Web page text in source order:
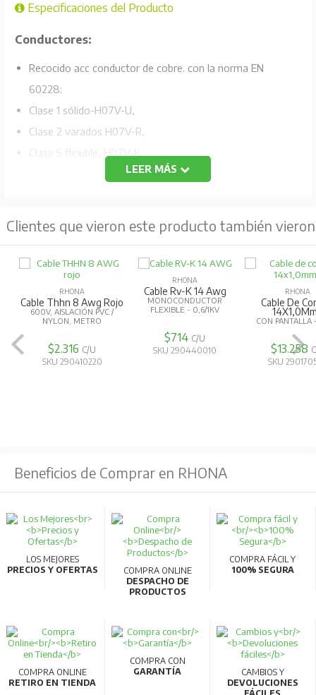
Especificaciones del Producto
Conductores:
Recocido acc conductor de cobre. con la norma EN
60228:
Clase 1 sólido-H07V-U,
Clase 2 varados H07V-R,
Clase 5 flexible, H07V-K
Aislamiento: PVC tipo TI compuesto 1
marrón o de otros colores
Instalación en superficie montada o conductos
embebidos o sistemas cerrados similares. Conveniente
para la instalación fija protegida en, o sobre, la
iluminación o para tensiones de hasta 1000 V ac o,
hasta 750 V de corriente continua a la tierra.
LEER MÁS
Clientes que vieron este producto también vieron
RHONA
Cable Thhn 8 Awg Rojo
600V, AISLACIÓN PVC /
NYLON, METRO
$2.316 C/U
SKU 290410220
RHONA
Cable Rv-K 14 Awg
MONOCONDUCTOR
FLEXIBLE - 0,6/1KV
$714 C/U
SKU 290440010
RHONA
Cable De
CON
$13.258
SKU
Beneficios de Comprar en RHONA
LOS MEJORES
PRECIOS Y OFERTAS
COMPRA ONLINE
DESPACHO DE
PRODUCTOS
COMPRA FÁCIL Y
100% SEGURA
COMPRA ONLINE
RETIRO EN TIENDA
COMPRA CON
GARANTÍA
CAMBIOS Y
DEVOLUCIONES